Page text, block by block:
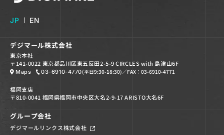
JP EN
デジマール株式会社
東京本社
〒141-0022 東京都品川区東五反田2-5-9 CIRCLES with 島津山6F
Maps 03-6910-4770(平日9:30-18:30)／FAX：03-6910-4771
福岡支店
〒810-0041 福岡県福岡市中央区大名2-9-17 ARISTO大名6F
グループ会社
デジマールリンクス株式会社